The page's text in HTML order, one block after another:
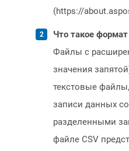
(https://
Что такое формат
Файлы с
значения
текстовые
записи данных
разделенными
файле CSV